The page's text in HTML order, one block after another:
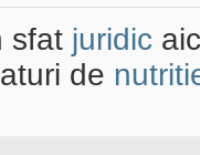
sfat juridic
de